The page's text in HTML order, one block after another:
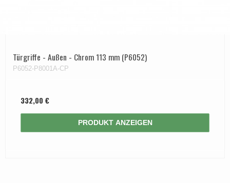
Türgriffe - Außen - Chrom 113 mm (P6052)
P6052-P8001A-CP
332,00 €
PRODUKT ANZEIGEN